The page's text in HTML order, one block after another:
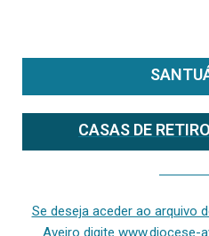
CASAS DE
Se deseja aceder ao arquivo
Aveiro digite www.diocese-